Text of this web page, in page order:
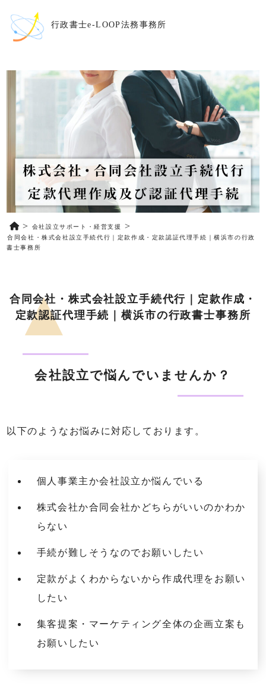
行政書士e-LOOP法務事務所
会社設立サポート・経営支援
合同会社・株式会社設立手続代行｜定款作成・定款認証代理手続｜横浜市の行政
書士事務所
合同会社・株式会社設立手続代行｜定款作成・
定款認証代理手続｜横浜市の行政書士事務所
会社設立で悩んでいませんか？
以下のようなお悩みに対応しております。
個人事業主か会社設立か悩んでいる
株式会社か合同会社かどちらがいいのかわか
らない
手続が難しそうなのでお願いしたい
定款がよくわからないから作成代理をお願い
したい
集客提案・マーケティング全体の企画立案も
お願いしたい